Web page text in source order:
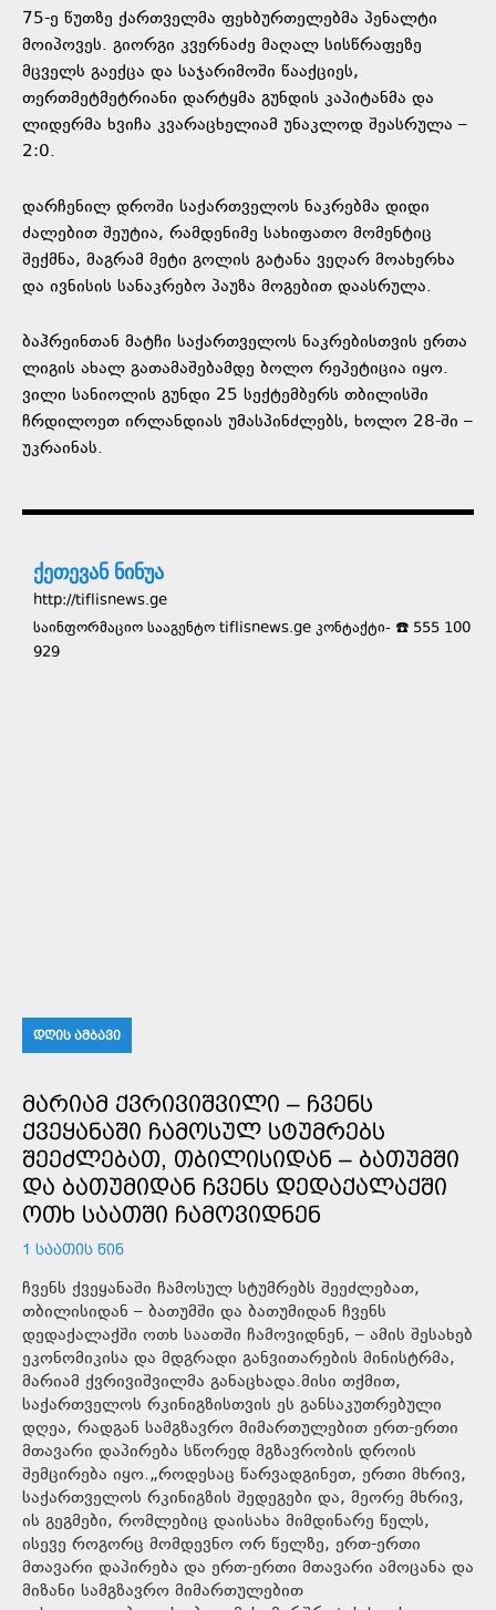
75-ე წუთზე ქართველმა ფეხბურთელებმა პენალტი
მოიპოვეს. გიორგი კვერნაძე მაღალ სისწრაფეზე
მცველს გაექცა და საჯარიმოში წააქციეს,
თერთმეტმეტრიანი დარტყმა გუნდის კაპიტანმა და
ლიდერმა ხვიჩა კვარაცხელიამ უნაკლოდ შეასრულა –
2:0.
დარჩენილ დროში საქართველოს ნაკრებმა დიდი
ძალებით შეუტია, რამდენიმე სახიფათო მომენტიც
შექმნა, მაგრამ მეტი გოლის გატანა ვეღარ მოახერხა
და ივნისის სანაკრებო პაუზა მოგებით დაასრულა.
ბაჰრეინთან მატჩი საქართველოს ნაკრებისთვის ერთა
ლიგის ახალ გათამაშებამდე ბოლო რეპეტიცია იყო.
ვილი სანიოლის გუნდი 25 სექტემბერს თბილისში
ჩრდილოეთ ირლანდიას უმასპინძლებს, ხოლო 28-ში –
უკრაინას.
ქეთევან ნინუა
http://tiflisnews.ge
საინფორმაციო სააგენტო tiflisnews.ge კონტაქტი- ☎️ 555 100
929
ᲓᲦᲘᲡ ᲐᲛᲑᲐᲕᲘ
ᲛᲐᲠᲘᲐᲛ ᲥᲕᲠᲘᲕᲘᲨᲕᲘᲚᲘ – ᲩᲕᲔᲜᲡ
ᲥᲕᲔᲧᲐᲜᲐᲨᲘ ᲩᲐᲛᲝᲡᲣᲚ ᲡᲢᲣᲛᲠᲔᲑᲡ
ᲨᲔᲔᲫᲚᲔᲑᲐᲗ, ᲗᲑᲘᲚᲘᲡᲘᲓᲐᲜ – ᲑᲐᲗᲣᲛᲨᲘ
ᲓᲐ ᲑᲐᲗᲣᲛᲘᲓᲐᲜ ᲩᲕᲔᲜᲡ ᲓᲔᲓᲐᲥᲐᲚᲐᲥᲨᲘ
ᲝᲗᲮ ᲡᲐᲐᲗᲨᲘ ᲩᲐᲛᲝᲕᲘᲓᲜᲔᲜ
1 ᲡᲐᲐᲗᲘᲡ ᲬᲘᲜ
ჩვენს ქვეყანაში ჩამოსულ სტუმრებს შეეძლებათ,
თბილისიდან – ბათუმში და ბათუმიდან ჩვენს
დედაქალაქში ოთხ საათში ჩამოვიდნენ, – ამის შესახებ
ეკონომიკისა და მდგრადი განვითარების მინისტრმა,
მარიამ ქვრივიშვილმა განაცხადა.მისი თქმით,
საქართველოს რკინიგზისთვის ეს განსაკუთრებული
დღეა, რადგან სამგზავრო მიმართულებით ერთ-ერთი
მთავარი დაპირება სწორედ მგზავრობის დროის
შემცირება იყო.„როდესაც წარვადგინეთ, ერთი მხრივ,
საქართველოს რკინიგზის შედეგები და, მეორე მხრივ,
ის გეგმები, რომლებიც დაისახა მიმდინარე წელს,
ისევე როგორც მომდევნო ორ წელზე, ერთ-ერთი
მთავარი დაპირება და ერთ-ერთი მთავარი ამოცანა და
მიზანი სამგზავრო მიმართულებით